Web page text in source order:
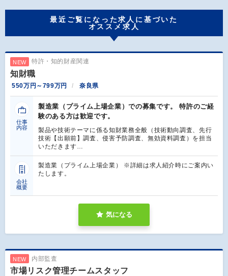
最近ご覧になった求人に基づいた
オススメ求人
NEW 特許・知的財産関連
知財職
550万円～799万円 奈良県
仕事
内容
製造業（プライム上場企業）での募集です。 特許のご経
験のある方は歓迎です。
製品や技術テーマに係る知財業務全般（技術動向調査、先行
技術【出願前】調査、侵害予防調査、無効資料調査）を担当
いただきます…
会社
概要
製造業（プライム上場企業） ※詳細は求人紹介時にご案内い
たします。
気になる
NEW 内部監査
市場リスク管理チームスタッフ